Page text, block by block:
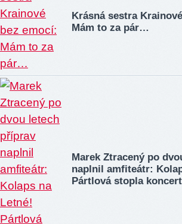
Krásná sestra
Mám to za pár…
Marek Ztracený po
naplnil amfiteátr:
Pártlová stopla koncert